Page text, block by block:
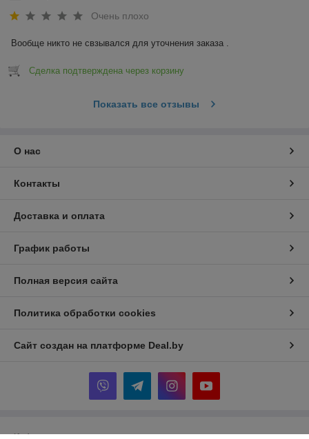
Очень плохо
Вообще никто не свзывался для уточнения заказа .
Сделка подтверждена через корзину
Показать все отзывы
О нас
Контакты
Доставка и оплата
График работы
Полная версия сайта
Политика обработки cookies
Сайт создан на платформе Deal.by
Информация для покупателя